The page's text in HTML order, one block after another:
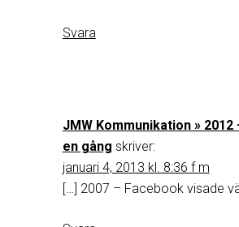
Svara
JMW Kommunikation » 2012
en gång skriver:
januari 4, 2013 kl. 8:36 f m
[…] 2007 – Facebook visade